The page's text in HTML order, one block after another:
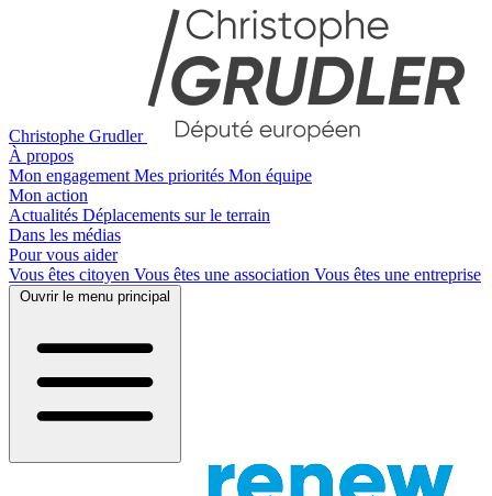
Christophe Grudler
À propos
Mon engagement Mes priorités Mon équipe
Mon action
Actualités Déplacements sur le terrain
Dans les médias
Pour vous aider
Vous êtes citoyen Vous êtes une association Vous êtes une entreprise
Ouvrir le menu principal